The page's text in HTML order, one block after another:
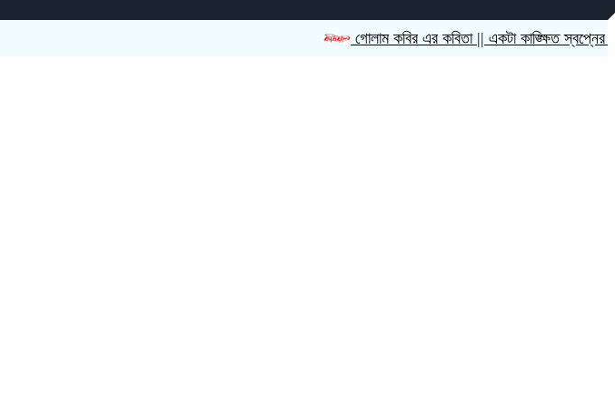
গোলাম কবির এর কবিতা || একটা কাঙ্ক্ষিত স্বপ্নের গল্প